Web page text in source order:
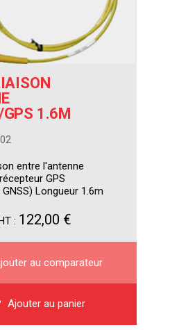
GPS 1.6M
entre l'antenne
GPS
Longueur 1.6m
: 122,00 €
au comparateur
Ajouter au panier